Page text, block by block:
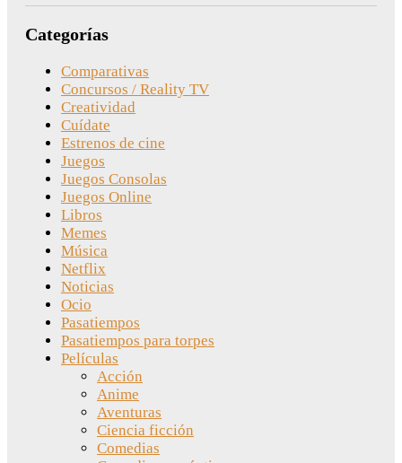
Categorías
Comparativas
Concursos / Reality TV
Creatividad
Cuídate
Estrenos de cine
Juegos
Juegos Consolas
Juegos Online
Libros
Memes
Música
Netflix
Noticias
Ocio
Pasatiempos
Pasatiempos para torpes
Películas
Acción
Anime
Aventuras
Ciencia ficción
Comedias